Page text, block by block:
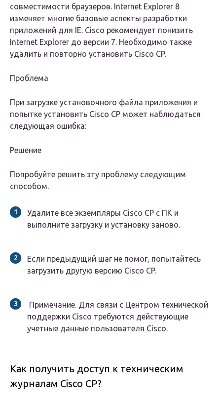
совместимости браузеров. Internet Explorer 8
изменяет многие базовые аспекты разработки
приложений для IE. Cisco рекомендует понизить
Internet Explorer до версии 7. Необходимо также
удалить и повторно установить Cisco CP.
Проблема
При загрузке установочного файла приложения и
попытке установить Cisco CP может наблюдаться
следующая ошибка:
Решение
Попробуйте решить эту проблему следующим
способом.
Удалите все экземпляры Cisco CP с ПК и
выполните загрузку и установку заново.
Если предыдущий шаг не помог, попытайтесь
загрузить другую версию Cisco CP.
Примечание. Для связи с Центром технической
поддержки Cisco требуются действующие
учетные данные пользователя Cisco.
Как получить доступ к техническим
журналам Cisco CP?